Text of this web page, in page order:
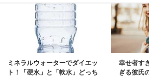
ミネラルウォーターでダイエッ
ト！「硬水」と「軟水」どっち
幸せ者す
ぎる彼氏